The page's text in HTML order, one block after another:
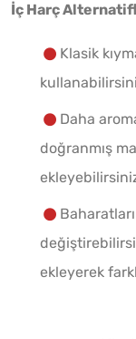
İç Harç
Klasik
Daha
doğranmış
ekleyerek